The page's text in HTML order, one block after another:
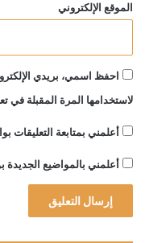
الموقع الإلكتروني
احفظ اسمي، بريدي
لاستخدامها المرة المقبلة في
أعلمني بمتابعة التعليقات
أعلمني بالمواضيع الجديدة